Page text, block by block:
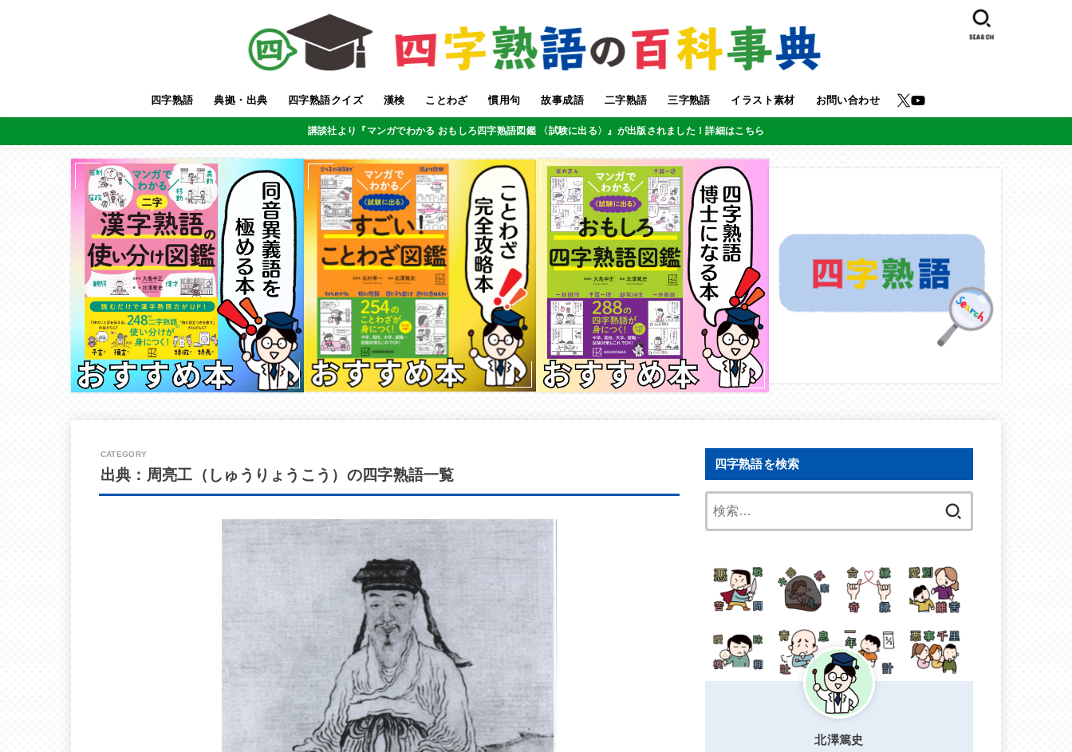
四字熟語 典拠・出典 四字熟語クイズ 漢検 ことわざ 慣用句 故事成語 二字熟語 三字熟語 イラスト素材 お問い合わせ
SEARCH
講談社より『マンガでわかる おもしろ四字熟語図鑑 〈試験に出る〉』が出版されました！詳細はこちら
出典：周亮工（しゅうりょうこう）の四字熟語一覧
四字熟語を検索
北澤篤史